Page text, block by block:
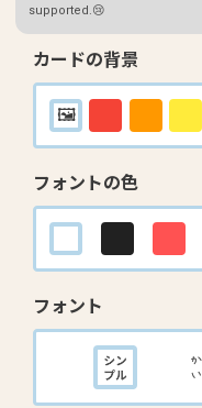
supported.😢
カードの背景
フォントの色
フォント